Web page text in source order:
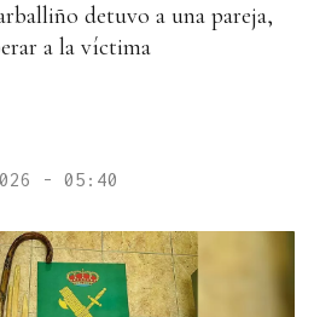
detuvo a una pareja,
a la víctima
- 05:40